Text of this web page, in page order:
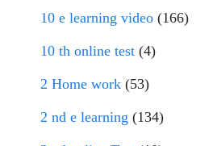
10 e learning video (166)
10 th online test (4)
2 Home work (53)
2 nd e learning (134)